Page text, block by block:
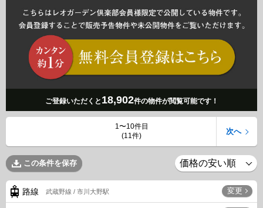
ご登録いただくと 18,902件の物件が閲覧可能です！
1〜10件目
(11件)
次へ
この条件を保存
路線 武蔵野線 / 市川大野駅 変更